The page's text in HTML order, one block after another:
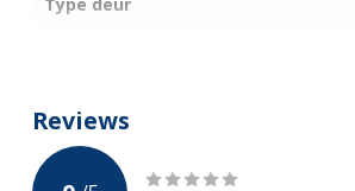
Afwerking Glas
Reviews